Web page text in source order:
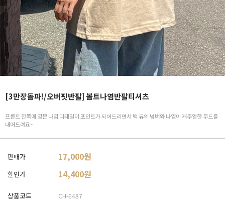
[3만장돌파!/오버핏반팔] 볼트나염반팔티셔츠
프론트 한쪽에 영문 나염 디테일이 포인트가 되어드리면서 백 뷰의 넘버와 나염이 캐주얼한 무드를
내어드려요~
판매가 17,000원
할인가 14,400원
상품코드 CH-6487